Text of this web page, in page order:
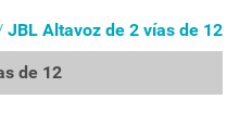
JBL Altavoz de 2 vías de 12
de 12